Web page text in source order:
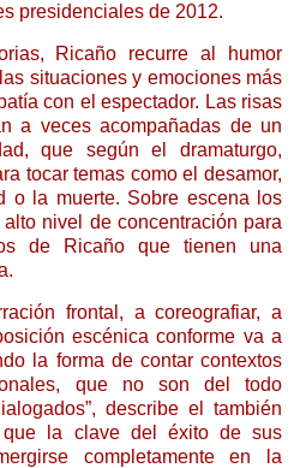
presidenciales de 2012.
Ricaño recurre al humor
situaciones y emociones más
con el espectador. Las risas
a veces acompañadas de un
que según el dramaturgo,
tocar temas como el desamor,
o la muerte. Sobre escena los
nivel de concentración para
de Ricaño que tienen una
frontal, a coreografiar, a
escénica conforme va a
la forma de contar contextos
que no son del todo
describe el también
que la clave del éxito de sus
completamente en la